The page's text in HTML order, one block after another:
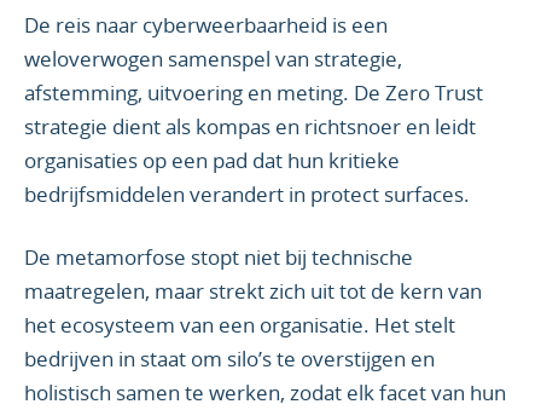
De reis naar cyberweerbaarheid is een
weloverwogen samenspel van strategie,
afstemming, uitvoering en meting. De Zero Trust
strategie dient als kompas en richtsnoer en leidt
organisaties op een pad dat hun kritieke
bedrijfsmiddelen verandert in protect surfaces.
De metamorfose stopt niet bij technische
maatregelen, maar strekt zich uit tot de kern van
het ecosysteem van een organisatie. Het stelt
bedrijven in staat om silo’s te overstijgen en
holistisch samen te werken, zodat elk facet van hun